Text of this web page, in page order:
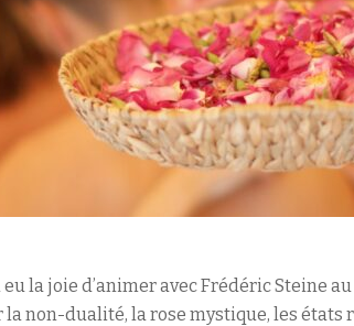
eu la joie d’animer avec Frédéric Steine
non-dualité, la rose mystique, les états